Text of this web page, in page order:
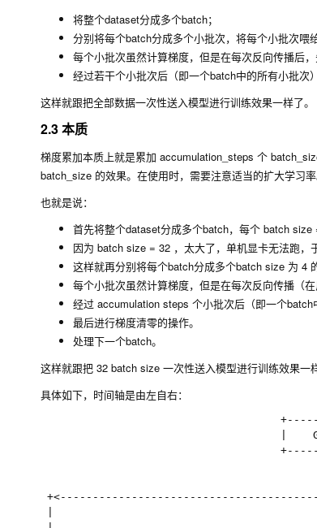
将整个dataset分成多个batch；
分别将每个batch分成多个小批次，将每个小批次喂
每个小批次虽然计算梯度，但是在每次反向传播后，
经过若干个小批次后（即一个batch中的所有小批次
这样就跟把全部数据一次性送入模型进行训练效果一样了。
2.3 本质
梯度累加本质上就是累加 accumulation_steps 个
batch_size 的效果。在使用时，需要注意适当的扩大学习率
也就是说：
首先将整个dataset分成多个batch，每个 batch size
因为 batch size = 32 ，太大了，单机显卡无法跑，
这样就再分别将每个batch分成多个batch size 为 4
每个小批次虽然计算梯度，但是在每次反向传播（
经过 accumulation steps 个小批次后（即一个batch
最后进行梯度清零的操作。
处理下一个batch。
这样就跟把 32 batch size 一次性送入模型进行训练效果一
具体如下，时间轴是由左自右：
|